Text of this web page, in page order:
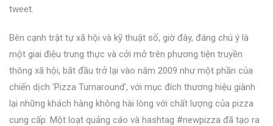
tweet.
Bên cạnh trật tự xã hội và kỹ thuật số, giờ đây, đáng chú ý là
một giai điệu trung thực và cởi mở trên phương tiện truyền
thông xã hội, bắt đầu trở lại vào năm 2009 như một phần của
chiến dịch ‘Pizza Turnaround’, với mục đích thương hiệu giành
lại những khách hàng không hài lòng với chất lượng của pizza
cung cấp. Một loạt quảng cáo và hashtag #newpizza đã tạo ra